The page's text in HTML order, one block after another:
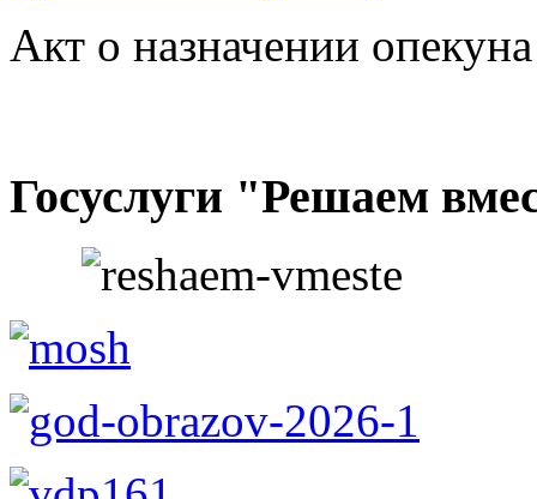
Акт о назначении
Госуслуги "Решаем